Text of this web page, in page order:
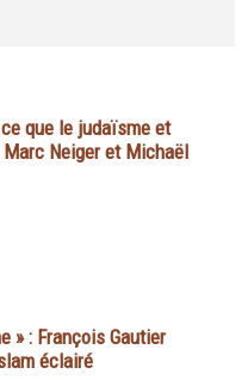
que le judaïsme et
Neiger et Michaël
» : François Gautier
éclairé